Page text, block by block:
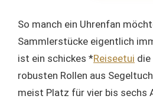
So manch ein Uhrenfan
Sammlerstücke eigentlich
ist ein schickes *Reiseetui die
robusten Rollen aus
meist Platz für vier bis sechs